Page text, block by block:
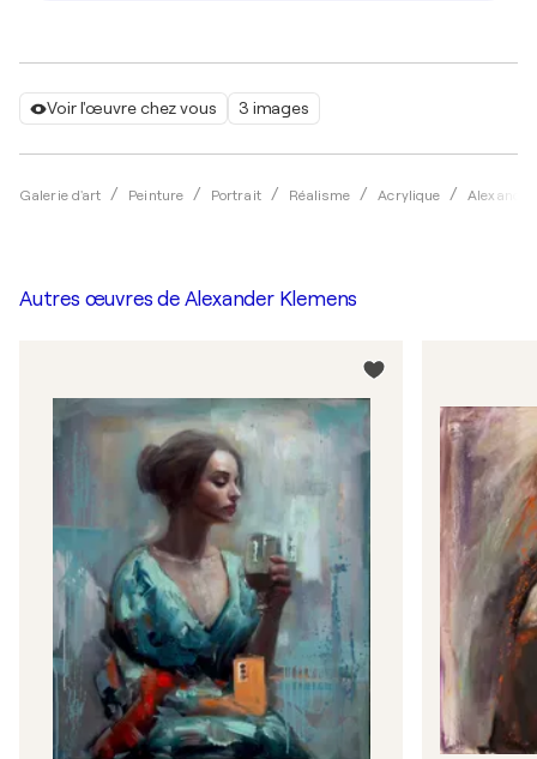
Voir l'œuvre chez vous 3 images
Galerie d'art Peinture Portrait Réalisme Acrylique
Autres œuvres de Alexander Klemens